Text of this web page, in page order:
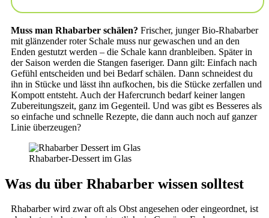
Muss man Rhabarber schälen? Frischer, junger Bio-Rhabarber
mit glänzender roter Schale muss nur gewaschen und an den
Enden gestutzt werden – die Schale kann dranbleiben. Später in
der Saison werden die Stangen faseriger. Dann gilt: Einfach nach
Gefühl entscheiden und bei Bedarf schälen. Dann schneidest du
ihn in Stücke und lässt ihn aufkochen, bis die Stücke zerfallen und
Kompott entsteht. Auch der Hafercrunch bedarf keiner langen
Zubereitungszeit, ganz im Gegenteil. Und was gibt es Besseres als
so einfache und schnelle Rezepte, die dann auch noch auf ganzer
Linie überzeugen?
Rhabarber-Dessert im Glas
Was du über Rhabarber wissen solltest
Rhabarber wird zwar oft als Obst angesehen oder eingeordnet, ist